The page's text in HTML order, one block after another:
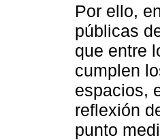
Por ello,
públicas
que entre
cumplen
espacios,
reflexión
punto